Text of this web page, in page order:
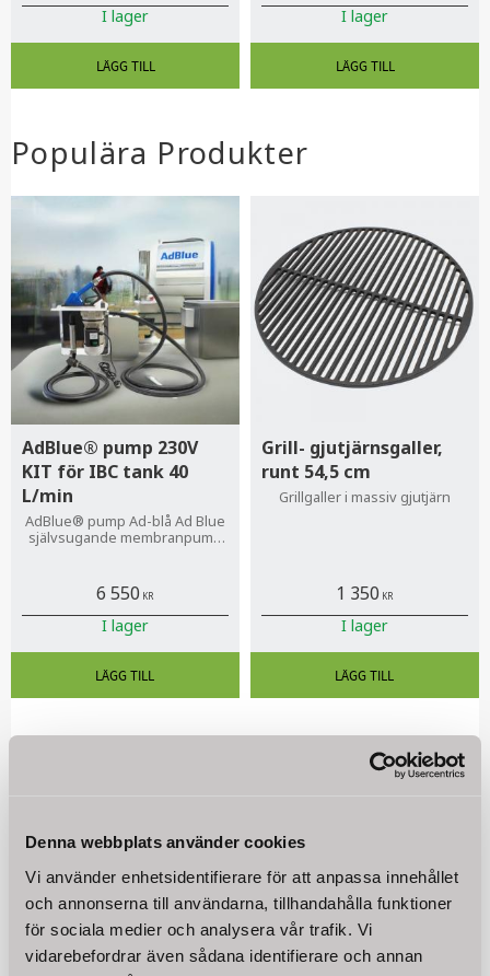
Denna webbplats använder cookies
Vi använder enhetsidentifierare för att anpassa innehållet
och annonserna till användarna, tillhandahålla funktioner
för sociala medier och analysera vår trafik. Vi
vidarebefordrar även sådana identifierare och annan
I lager I lager
Populära Produkter
AdBlue® pump 230V
KIT för IBC tank 40
L/min
AdBlue® pump Ad-blå Ad Blue
självsugande membranpump
6 550 KR
I lager
Grill- gjutjärnsgaller,
runt 54,5 cm
Grillgaller i massiv gjutjärn
1 350 KR
I lager